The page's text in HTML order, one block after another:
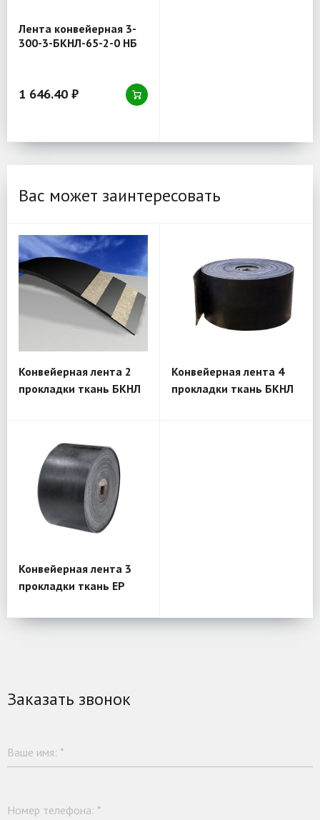
Лента конвейерная 3-
300-3-БКНЛ-65-2-0 НБ
1 646.40 ₽
Вас может заинтересовать
Конвейерная лента 2
прокладки ткань БКНЛ
Конвейерная лента 4
прокладки ткань БКНЛ
Конвейерная лента 3
прокладки ткань EP
Заказать звонок
Ваше имя: *
Номер телефона: *